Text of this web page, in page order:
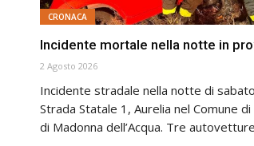
CRONACA
Incidente mortale nella notte in
2 Agosto 2026
Incidente stradale nella notte di
Strada Statale 1, Aurelia nel Comune di
di Madonna dell’Acqua. Tre